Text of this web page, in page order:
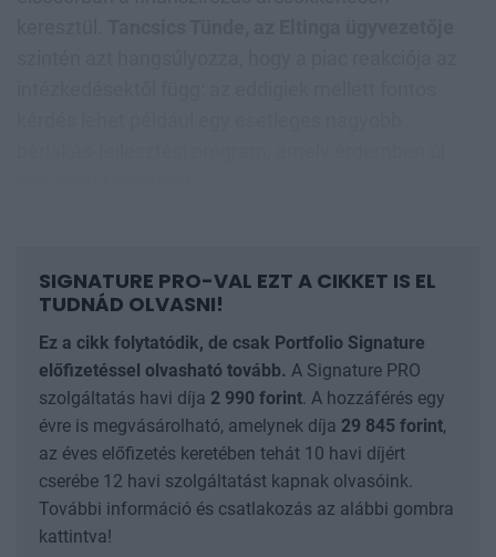
SIGNATURE PRO-VAL EZT A CIKKET IS EL
TUDNÁD OLVASNI!
Ez a cikk folytatódik, de csak Portfolio Signature
előfizetéssel olvasható tovább. A Signature PRO
szolgáltatás havi díja 2 990 forint. A hozzáférés egy
évre is megvásárolható, amelynek díja 29 845 forint,
az éves előfizetés keretében tehát 10 havi díjért
cserébe 12 havi szolgáltatást kapnak olvasóink.
További információ és csatlakozás az alábbi gombra
kattintva!